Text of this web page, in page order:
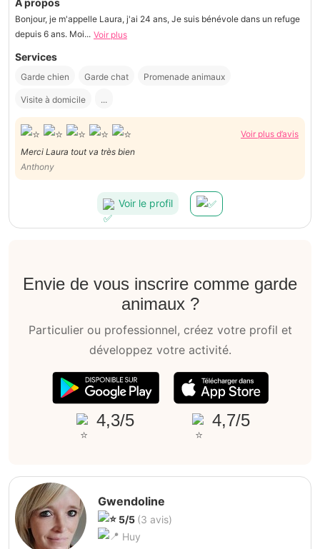
À propos
Bonjour, je m'appelle Laura, j'ai 24 ans, Je suis bénévole dans un refuge
depuis 6 ans. Moi... Voir plus
Services
Garde chien Garde chat Promenade animaux
Visite à domicile ...
Voir plus d’avis
Merci Laura tout va très bien
Anthony
Voir le profil
Envie de vous inscrire comme garde
animaux ?
Particulier ou professionnel, créez votre profil et
développez votre activité.
4,3/5 4,7/5
Gwendoline
5/5 (3 avis)
Huy